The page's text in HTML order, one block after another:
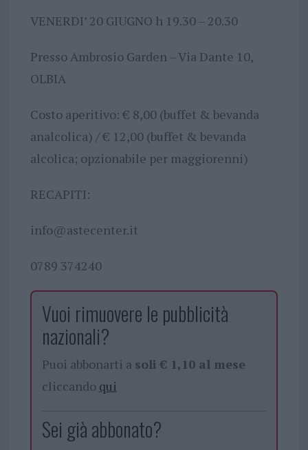
VENERDI’ 20 GIUGNO h 19.30 – 20.30
Presso Ambrosio Garden – Via Dante 10,
OLBIA
Costo aperitivo: € 8,00 (buffet & bevanda
analcolica) / € 12,00 (buffet & bevanda
alcolica; opzionabile per maggiorenni)
RECAPITI:
info@astecenter.it
0789 374240
Vuoi rimuovere le pubblicità
nazionali?
Puoi abbonarti a soli € 1,10 al mese
cliccando qui
Sei già abbonato?